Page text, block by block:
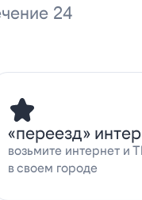
24
«переезд»
возьмите интернет и
в своем городе